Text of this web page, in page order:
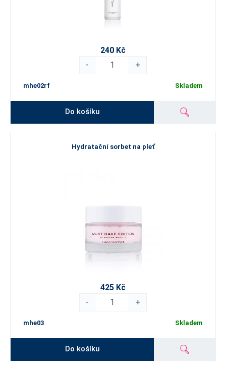
240 Kč
-
+
mhe02rf Skladem
Do košíku
Hydratační sorbet na pleť
425 Kč
-
+
mhe03 Skladem
Do košíku